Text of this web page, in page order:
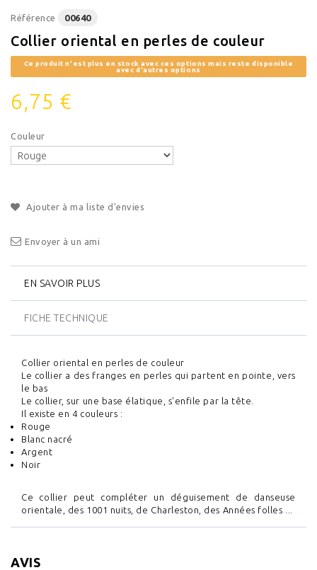
Référence 00640
Collier oriental en perles de couleur
Ce produit n'est plus en stock avec ces options mais reste disponible
avec d'autres options
6,75 €
Couleur
Ajouter à ma liste d'envies
Envoyer à un ami
EN SAVOIR PLUS
FICHE TECHNIQUE
Collier oriental en perles de couleur
Le collier a des franges en perles qui partent en pointe, vers
le bas
Le collier, sur une base élatique, s'enfile par la tête.
Il existe en 4 couleurs :
Rouge
Blanc nacré
Argent
Noir
Ce collier peut compléter un déguisement de danseuse
orientale, des 1001 nuits, de Charleston, des Années folles ...
AVIS